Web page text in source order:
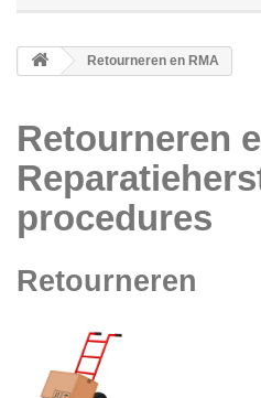
Retourneren en RMA
Retourneren
procedures
Retourneren